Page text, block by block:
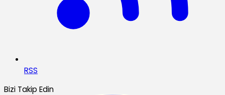
RSS
Bizi Takip Edin